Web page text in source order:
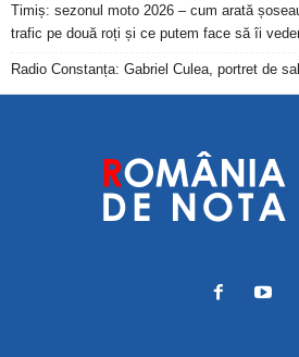
Timiș: sezonul moto 2026 – cum arată
trafic pe două roți și ce putem face să îi
Radio Constanța: Gabriel Culea, portret de